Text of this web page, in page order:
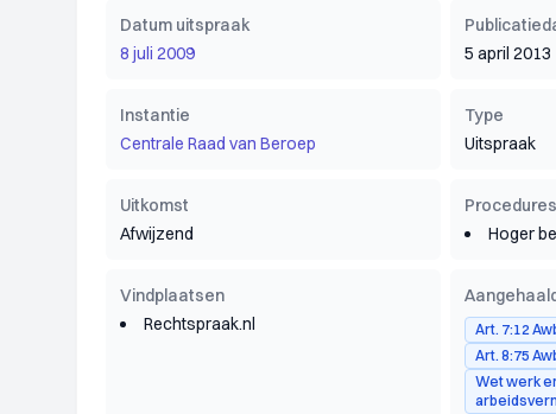
Datum uitspraak
8 juli 2009
5 april 2013
Instantie
Centrale Raad van Beroep
Type
Uitspraak
Uitkomst
Afwijzend
Procedures
Hoger
Vindplaatsen
Rechtspraak.nl
Art. 7:12
Art. 8:75
Wet werk